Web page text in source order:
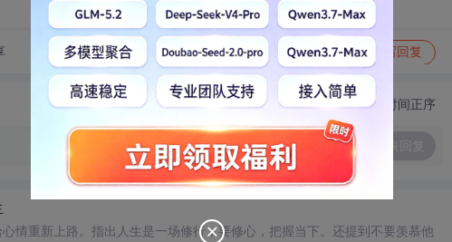
转发到动态 举报 写回复
切换为时间正序
情重新上路。指出人生是一场修行，要修心，把握当下。还提到不要羡慕他